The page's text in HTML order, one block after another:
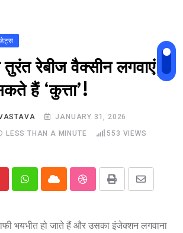
तुरंत रेबीज वैक्सीन लगवाएं,
हैं ‘कुत्ता’!
JANUARY 31, 2026
LESS THAN A MINUTE 553 VIEWS
PinterestWhatsappCloud StumbleUpon
Print
Share
भयभीत हो जाते हैं और उसका इंजेक्शन लगवाना